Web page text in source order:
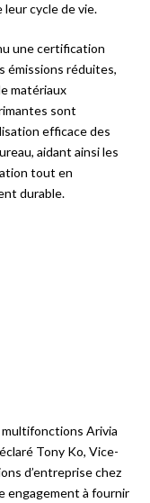
cycle de vie.
une certification
émissions réduites,
matériaux
sont
efficace des
aidant ainsi les
tout en
durable.
multifonctions Arivia
Tony Ko, Vice-
d’entreprise chez
engagement à fournir